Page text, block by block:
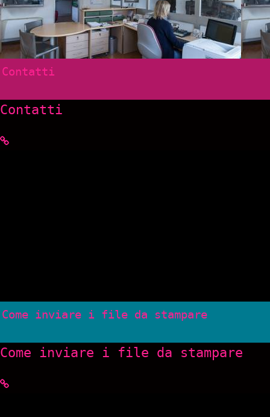
Contatti
Contatti
Come inviare i file da stampare
Come inviare i file da stampare